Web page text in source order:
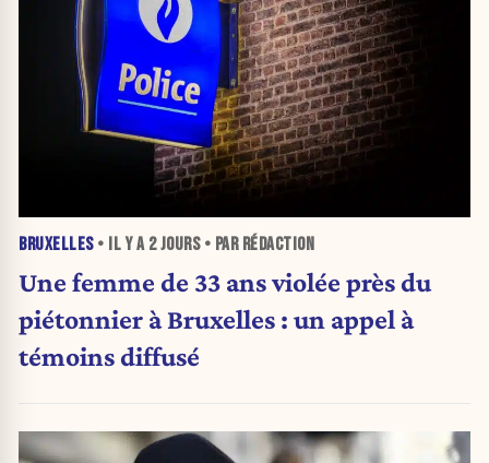
BRUXELLES• IL Y A 2 JOURS• PAR RÉDACTION
Une femme de 33 ans violée près du
piétonnier à Bruxelles : un appel à
témoins diffusé